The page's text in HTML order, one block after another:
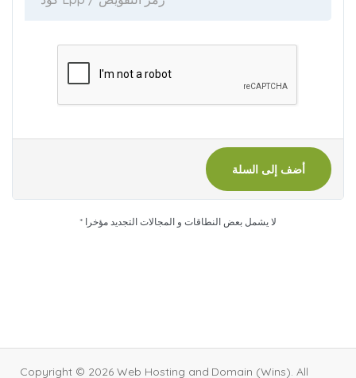
أضف إلى السلة
* لا يشمل بعض النطاقات و المجالات التجديد مؤخرا
Copyright © 2026 Web Hosting and Domain (Wins). All